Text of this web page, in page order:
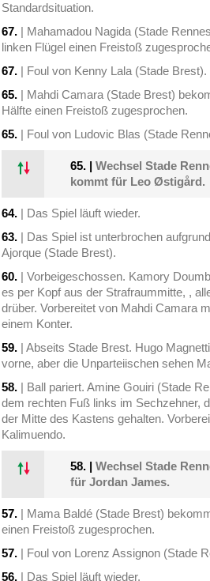
Standardsituation.
67. | Mahamadou Nagida (Stade
linken Flügel einen Freistoß
67. | Foul von Kenny Lala (Stade Brest).
65. | Mahdi Camara (Stade Brest)
Hälfte einen Freistoß zugesprochen.
65. | Foul von Ludovic Blas (Stade
65. |Wechsel Stade
kommt für Leo Østigård.
64. | Das Spiel läuft wieder.
63. | Das Spiel ist unterbrochen
Ajorque (Stade Brest).
60. | Vorbeigeschossen. Kamory
es per Kopf aus der Strafraummitte, ,
drüber. Vorbereitet von Mahdi Camara
einem Konter.
59. | Abseits Stade Brest. Hugo
vorne, aber die Unparteiischen sehen
58. | Ball pariert. Amine Gouiri (Stade
dem rechten Fuß links im Sechzehner,
der Mitte des Kastens gehalten.
Kalimuendo.
58. |Wechsel Stade
für Jordan James.
57. | Mama Baldé (Stade Brest)
einen Freistoß zugesprochen.
57. | Foul von Lorenz Assignon (Stade
56. | Das Spiel läuft wieder.